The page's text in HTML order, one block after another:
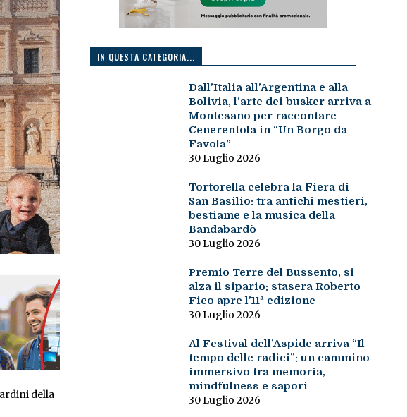
della
IN QUESTA CATEGORIA...
Dall’Italia all’Argentina e alla
Bolivia, l’arte dei busker arriva a
Montesano per raccontare
Cenerentola in “Un Borgo da
Favola”
30 Luglio 2026
Tortorella celebra la Fiera di
San Basilio: tra antichi mestieri,
bestiame e la musica della
Bandabardò
30 Luglio 2026
Premio Terre del Bussento, si
alza il sipario: stasera Roberto
Fico apre l’11ª edizione
30 Luglio 2026
Al Festival dell’Aspide arriva “Il
tempo delle radici”: un cammino
immersivo tra memoria,
mindfulness e sapori
30 Luglio 2026